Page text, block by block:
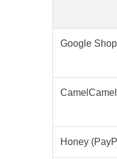
Google
Honey